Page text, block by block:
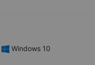
Windows 10